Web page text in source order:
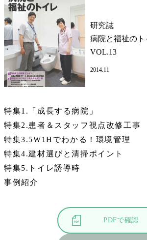
研究誌
病院と福祉のト
VOL.13
2014.11
特集1.「成長する病院」
特集2.患者＆スタッフ視点改修工事
特集3.5W1Hでわかる！環境管理
特集4.建材選びと清掃ポイント
特集5.トイレ誘導時
事例紹介
PDFで確認